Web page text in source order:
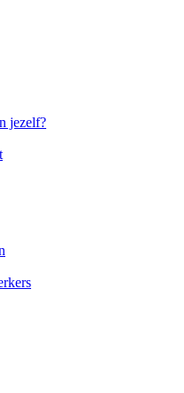
jezelf?